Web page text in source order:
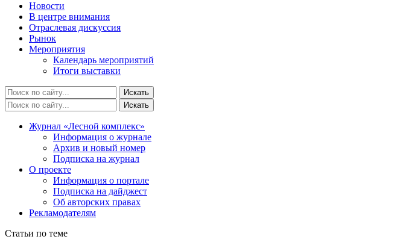
Новости
В центре внимания
Отраслевая дискуссия
Рынок
Мероприятия
Календарь мероприятий
Итоги выставки
Журнал «Лесной комплекс»
Информация о журнале
Архив и новый номер
Подписка на журнал
О проекте
Информация о портале
Подписка на дайджест
Об авторских правах
Рекламодателям
Статьи по теме